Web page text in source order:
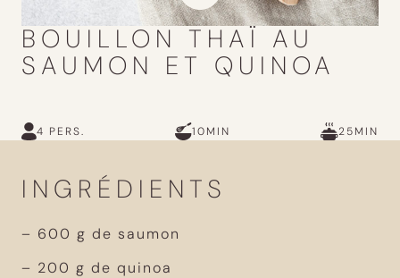
BOUILLON THAÏ AU
SAUMON ET QUINOA
4 PERS. 10MIN 25MIN
INGRÉDIENTS
– 600 g de saumon
– 200 g de quinoa